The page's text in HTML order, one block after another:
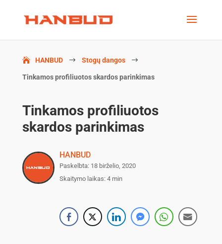
HANBUD $ Stogų dangos $
Tinkamos profiliuotos skardos parinkimas
Tinkamos profiliuotos
skardos parinkimas
HANBUD
Paskelbta: 18 birželio, 2020
Skaitymo laikas: 4 min